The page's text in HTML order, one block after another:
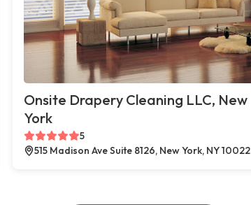
Onsite Drapery Cleaning LLC, New
York
5
515 Madison Ave Suite 8126, New York, NY 10022